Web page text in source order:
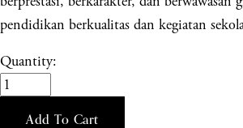
pendidikan berkualitas dan kegiatan
Quantity:
Add To Cart